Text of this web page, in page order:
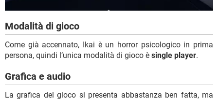
Modalità di gioco
Come già accennato, Ikai è un horror psicologico in prima
persona, quindi l’unica modalità di gioco è single player.
Grafica e audio
La grafica del gioco si presenta abbastanza ben fatta, ma